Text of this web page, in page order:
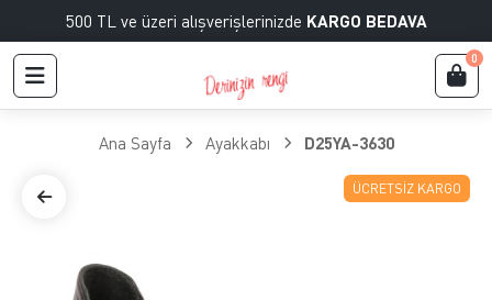
500 TL ve üzeri alışverişlerinizde KARGO BEDAVA
0
Ana Sayfa Ayakkabı D25YA-3630
ÜCRETSIZ KARGO